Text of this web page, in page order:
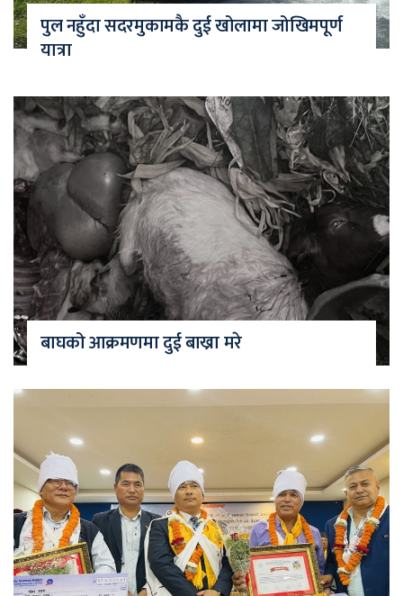
पुल नहुँदा सदरमुकामकै दुई खोलामा जोखिमपूर्ण
यात्रा
बाघको आक्रमणमा दुई बाख्रा मरे